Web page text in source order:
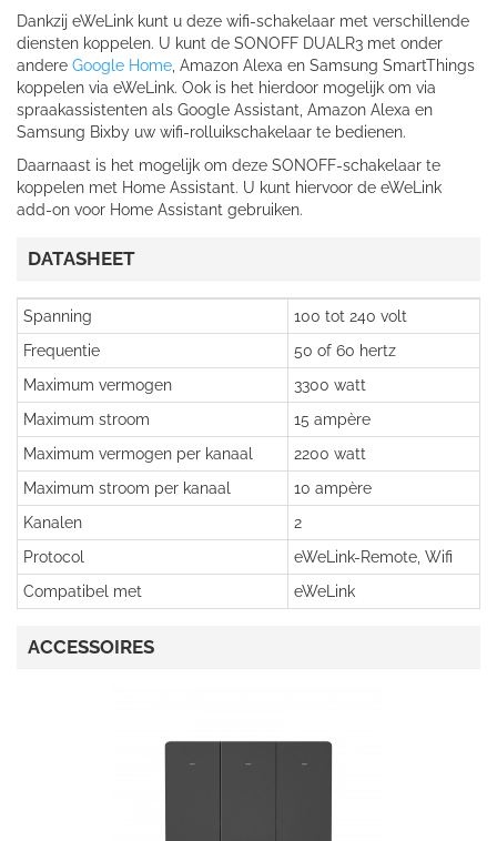
Dankzij eWeLink kunt u deze wifi-schakelaar met verschillende
diensten koppelen. U kunt de SONOFF DUALR3 met onder
andere Google Home , Amazon Alexa en Samsung SmartThings
koppelen via eWeLink. Ook is het hierdoor mogelijk om via
spraakassistenten als Google Assistant, Amazon Alexa en
Samsung Bixby uw wifi-rolluikschakelaar te bedienen.
Daarnaast is het mogelijk om deze SONOFF-schakelaar te
koppelen met Home Assistant. U kunt hiervoor de eWeLink
add-on voor Home Assistant gebruiken.
DATASHEET
Spanning
100 tot 240 volt
Frequentie
50 of 60 hertz
Maximum vermogen
3300 watt
Maximum stroom
15 ampère
Maximum vermogen per kanaal
2200 watt
Maximum stroom per kanaal
10 ampère
Kanalen
2
Protocol
eWeLink-Remote, Wifi
Compatibel met
eWeLink
ACCESSOIRES